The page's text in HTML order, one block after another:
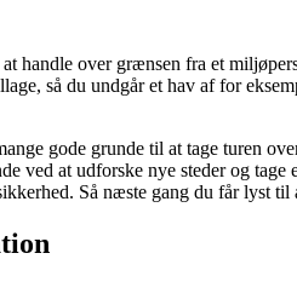
at handle over grænsen fra et
så du undgår et hav af for
gode grunde til at tage turen
ved at udforske nye steder og
Så næste gang du får lyst